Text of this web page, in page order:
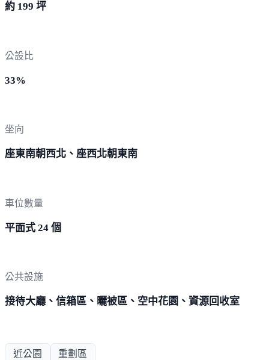
約 199 坪
公設比
33%
坐向
座東南朝西北、座西北朝東南
車位數量
平面式 24 個
公共設施
接待大廳、信箱區、曬被區、空中花園、資源回收室
近公園 重劃區